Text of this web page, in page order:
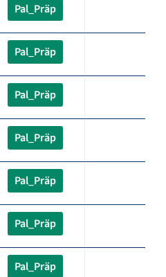
Pal_Präp
Pal_Präp
Pal_Präp
Pal_Präp
Pal_Präp
Pal_Präp
Pal_Präp